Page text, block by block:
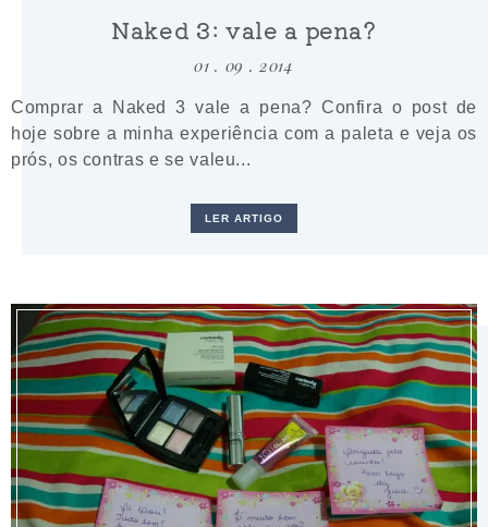
Naked 3: vale a pena?
01 . 09 . 2014
Comprar a Naked 3 vale a pena? Confira o post de
hoje sobre a minha experiência com a paleta e veja os
prós, os contras e se valeu...
LER ARTIGO